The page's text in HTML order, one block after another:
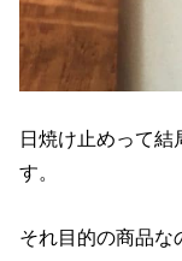
日焼け止めって
す。
それ目的の商品な